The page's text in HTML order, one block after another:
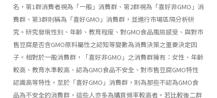
名，第1群消費者視為「一般」消費群、第2群視為「喜好非GMO」消
費群、第3群則稱為「喜好GMO」消費群，並進行市場區隔分析研
究。研究發現性別、年齡、教育程度、對GMO食品風險感受、與對市
售豆腐是否含GMO原料屬性之認知等變數為消費決策之重要決定因
子。相對於一般消費群，「喜好非GMO」之消費群擁有：女性、年齡
較高、教育水準較高、認為GMO食品不安全、對市售豆腐GMO特性
認識高等特性。至於「喜好GMO」消費群，則為那些不認為GMO食
品為不安全的消費群，這些人亦多為購買頻率較高者。若比較後二群